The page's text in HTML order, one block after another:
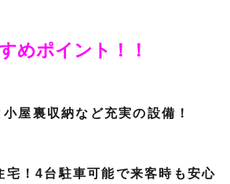
めポイント！！
屋裏収納など充実の設備！
宅！4台駐車可能で来客時も安心